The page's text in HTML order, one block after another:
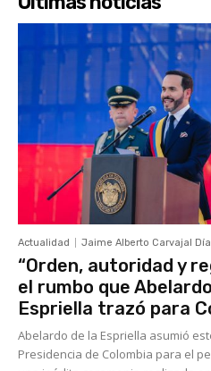
Actualidad Jaime Alberto Carvajal
“Orden, autoridad y
el rumbo que
Espriella trazó para
Abelardo de la Espriella asumió
Presidencia de Colombia para el